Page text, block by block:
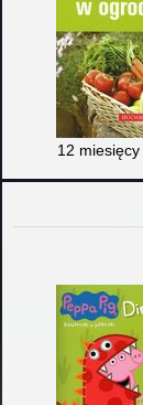
12